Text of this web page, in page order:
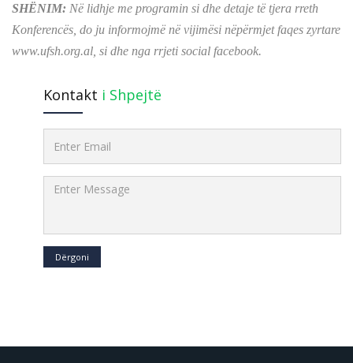
SHËNIM: Në lidhje me programin si dhe detaje të tjera rreth
Konferencës, do ju informojmë në vijimësi nëpërmjet faqes zyrtare
www.ufsh.org.al, si dhe nga rrjeti social facebook.
Kontakt i Shpejtë
Dërgoni